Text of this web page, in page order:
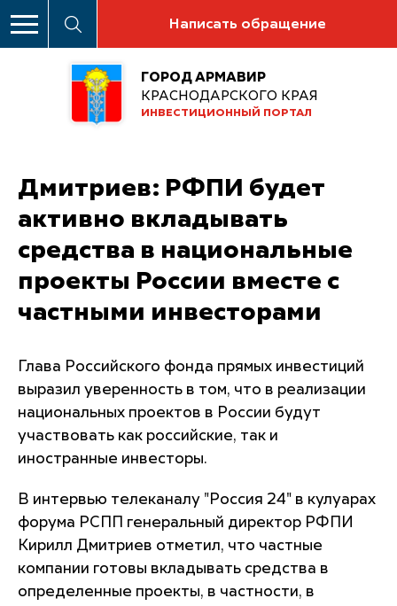
Написать обращение
ГОРОД АРМАВИР
КРАСНОДАРСКОГО КРАЯ
ИНВЕСТИЦИОННЫЙ ПОРТАЛ
Дмитриев: РФПИ будет
активно вкладывать
средства в национальные
проекты России вместе с
частными инвесторами
Глава Российского фонда прямых инвестиций
выразил уверенность в том, что в реализации
национальных проектов в России будут
участвовать как российские, так и
иностранные инвесторы.
В интервью телеканалу "Россия 24" в кулуарах
форума РСПП генеральный директор РФПИ
Кирилл Дмитриев отметил, что частные
компании готовы вкладывать средства в
определенные проекты, в частности, в